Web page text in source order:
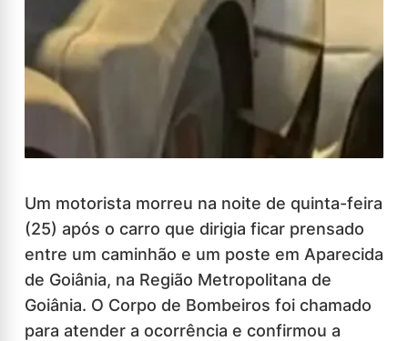
Um motorista morreu na noite de quinta-feira
(25) após o carro que dirigia ficar prensado
entre um caminhão e um poste em Aparecida
de Goiânia, na Região Metropolitana de
Goiânia. O Corpo de Bombeiros foi chamado
para atender a ocorrência e confirmou a